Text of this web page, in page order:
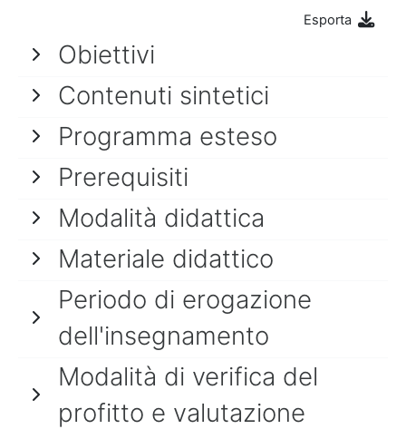
Esporta
Obiettivi
Contenuti sintetici
Programma esteso
Prerequisiti
Modalità didattica
Materiale didattico
Periodo di erogazione
dell'insegnamento
Modalità di verifica del
profitto e valutazione